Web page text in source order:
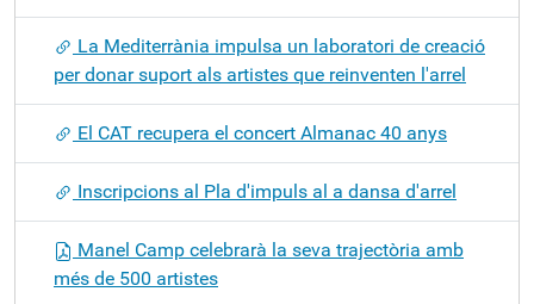
La Mediterrània impulsa un laboratori de creació
per donar suport als artistes que reinventen l'arrel
El CAT recupera el concert Almanac 40 anys
Inscripcions al Pla d'impuls al a dansa d'arrel
Manel Camp celebrarà la seva trajectòria amb
més de 500 artistes